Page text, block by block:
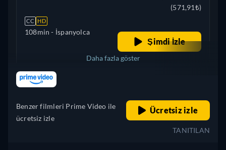
CC HD
108min - İspanyolca
(571,91₺)
Şimdi İzle
Brezilya
Daha fazla göster
Benzer filmleri Prime Video ile
ücretsiz izle
Ücretsiz izle
TANITILAN